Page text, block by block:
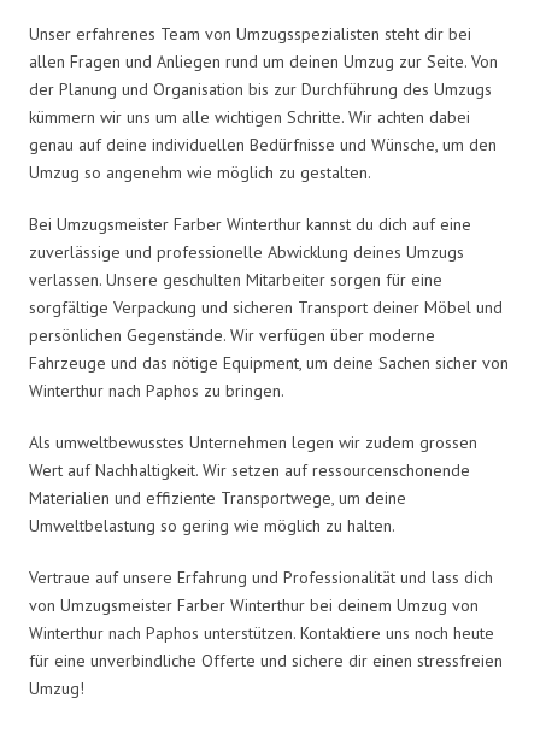
Unser erfahrenes Team von Umzugsspezialisten steht dir bei
allen Fragen und Anliegen rund um deinen Umzug zur Seite. Von
der Planung und Organisation bis zur Durchführung des Umzugs
kümmern wir uns um alle wichtigen Schritte. Wir achten dabei
genau auf deine individuellen Bedürfnisse und Wünsche, um den
Umzug so angenehm wie möglich zu gestalten.
Bei Umzugsmeister Farber Winterthur kannst du dich auf eine
zuverlässige und professionelle Abwicklung deines Umzugs
verlassen. Unsere geschulten Mitarbeiter sorgen für eine
sorgfältige Verpackung und sicheren Transport deiner Möbel und
persönlichen Gegenstände. Wir verfügen über moderne
Fahrzeuge und das nötige Equipment, um deine Sachen sicher von
Winterthur nach Paphos zu bringen.
Als umweltbewusstes Unternehmen legen wir zudem grossen
Wert auf Nachhaltigkeit. Wir setzen auf ressourcenschonende
Materialien und effiziente Transportwege, um deine
Umweltbelastung so gering wie möglich zu halten.
Vertraue auf unsere Erfahrung und Professionalität und lass dich
von Umzugsmeister Farber Winterthur bei deinem Umzug von
Winterthur nach Paphos unterstützen. Kontaktiere uns noch heute
für eine unverbindliche Offerte und sichere dir einen stressfreien
Umzug!